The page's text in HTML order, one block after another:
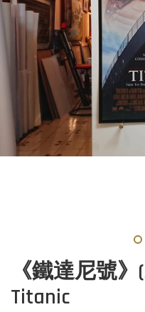
《鐵達尼號》
Titanic